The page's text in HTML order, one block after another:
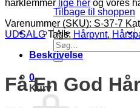
Tilbage til shoppen
Søg
efter:
0
Kurv
hårklemmer lige her og vores
Varenummer (SKU): S-37-7
UDSALG Tags: Hårpynt,
Beskrivelse
Få En God